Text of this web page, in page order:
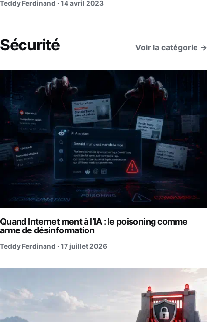
Teddy Ferdinand · 14 avril 2023
Sécurité Voir la catégorie →
Quand Internet ment à l’IA : le poisoning comme
arme de désinformation
Teddy Ferdinand · 17 juillet 2026